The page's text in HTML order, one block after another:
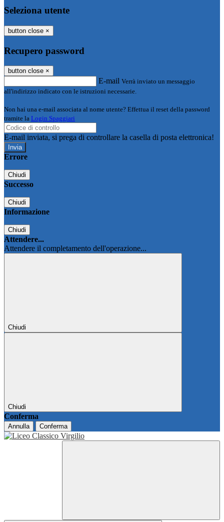
Seleziona utente
button close ×
Recupero password
button close ×
E-mail Verrà inviato un messaggio
all'indirizzo indicato con le istruzioni necessarie.
Non hai una e-mail associata al nome utente? Effettua il reset della password
tramite la Login Spaggiari
E-mail inviata, si prega di controllare la casella di posta elettronica!
Errore
Chiudi
Successo
Chiudi
Informazione
Chiudi
Attendere...
Attendere il completamento dell'operazione...
Chiudi
Chiudi
Conferma
Annulla Conferma